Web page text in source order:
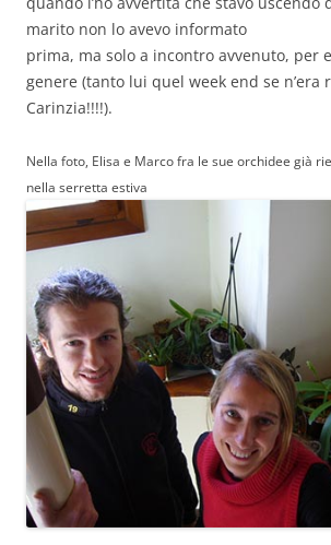
marito non lo avevo informato
prima, ma solo a incontro avvenuto, per
genere (tanto lui quel week end se n’era
Carinzia!!!!).
Nella foto, Elisa e Marco fra le sue orchidee già
nella serretta estiva